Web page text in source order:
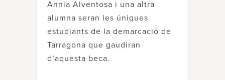
Annia Alventosa i una altra
alumna seran les úniques
estudiants de la demarcació de
Tarragona que gaudiran
d’aquesta beca.